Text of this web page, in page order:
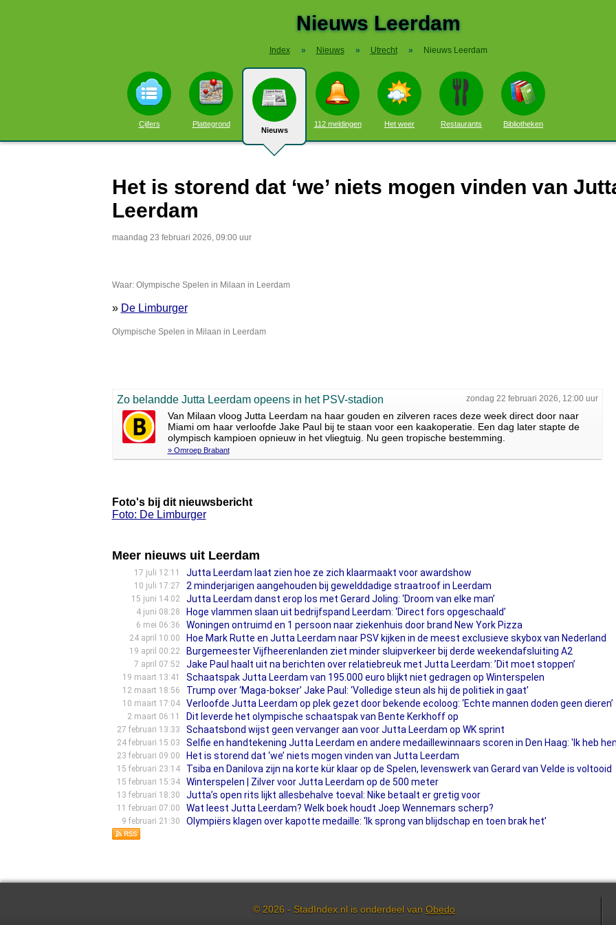
Nieuws Leerdam
Index » Nieuws » Utrecht » Nieuws Leerdam
Cijfers Plattegrond
Nieuws
112 meldingen Het weer Restaurants Bibliotheken
Het is storend dat ‘we’ niets mogen vinden van
Leerdam
maandag 23 februari 2026, 09:00 uur
Waar: Olympische Spelen in Milaan in Leerdam
» De Limburger
Olympische Spelen in Milaan in Leerdam
zondag 22 februari 2026, 12:00 uur
Zo belandde Jutta Leerdam opeens in het PSV-stadion
Van Milaan vloog Jutta Leerdam na haar gouden en zilveren races deze week direct door naar
Miami om haar verloofde Jake Paul bij te staan voor een kaakoperatie. Een dag later stapte de
olympisch kampioen opnieuw in het vliegtuig. Nu geen tropische bestemming.
» Omroep Brabant
Foto's bij dit nieuwsbericht
Foto: De Limburger
Meer nieuws uit Leerdam
17 juli 12:11 Jutta Leerdam laat zien hoe ze zich klaarmaakt voor awardshow
10 juli 17:27 2 minderjarigen aangehouden bij gewelddadige straatroof in Leerdam
15 juni 14:02 Jutta Leerdam danst erop los met Gerard Joling: ‘Droom van elke man’
4 juni 08:28 Hoge vlammen slaan uit bedrijfspand Leerdam: ‘Direct fors opgeschaald’
6 mei 06:36 Woningen ontruimd en 1 persoon naar ziekenhuis door brand New York Pizza
24 april 10:00 Hoe Mark Rutte en Jutta Leerdam naar PSV kijken in de meest exclusieve skybox van Nederland
19 april 00:22 Burgemeester Vijfheerenlanden ziet minder sluipverkeer bij derde weekendafsluiting A2
7 april 07:52 Jake Paul haalt uit na berichten over relatiebreuk met Jutta Leerdam: ’Dit moet stoppen’
19 maart 13:41 Schaatspak Jutta Leerdam van 195.000 euro blijkt niet gedragen op Winterspelen
12 maart 18:56 Trump over ‘Maga-bokser’ Jake Paul: ‘Volledige steun als hij de politiek in gaat’
10 maart 17:04 Verloofde Jutta Leerdam op plek gezet door bekende ecoloog: ‘Echte mannen doden geen dieren’
2 maart 06:11 Dit leverde het olympische schaatspak van Bente Kerkhoff op
27 februari 13:33 Schaatsbond wijst geen vervanger aan voor Jutta Leerdam op WK sprint
24 februari 15:03 Selfie en handtekening Jutta Leerdam en andere medaillewinnaars scoren in Den Haag: 'Ik heb
23 februari 09:00 Het is storend dat ‘we’ niets mogen vinden van Jutta Leerdam
15 februari 23:14 Tsiba en Danilova zijn na korte kür klaar op de Spelen, levenswerk van Gerard van Velde is voltooid
15 februari 15:34 Winterspelen | Zilver voor Jutta Leerdam op de 500 meter
13 februari 18:30 Jutta’s open rits lijkt allesbehalve toeval: Nike betaalt er gretig voor
11 februari 07:00 Wat leest Jutta Leerdam? Welk boek houdt Joep Wennemars scherp?
9 februari 21:30 Olympiërs klagen over kapotte medaille: ‘Ik sprong van blijdschap en toen brak het’
© 2026 - StadIndex.nl is onderdeel van Obedo